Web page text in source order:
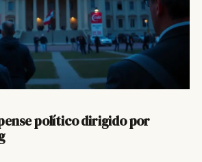
político dirigido por